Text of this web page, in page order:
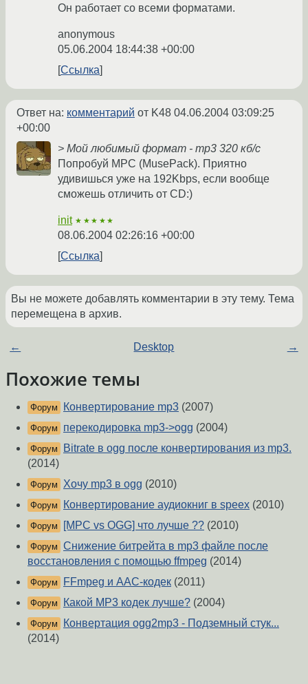
Он работает со всеми форматами.
anonymous
05.06.2004 18:44:38 +00:00
Ссылка
Ответ на: комментарий от K48 04.06.2004 03:09:25
+00:00
> Мой любимый формат - mp3 320 кб/с
Попробуй MPC (MusePack). Приятно
удивишься уже на 192Kbps, если вообще
сможешь отличить от CD:)
init ★★★★★
08.06.2004 02:26:16 +00:00
Ссылка
Вы не можете добавлять комментарии в эту тему. Тема
перемещена в архив.
← Desktop →
Похожие темы
Форум Конвертирование mp3 (2007)
Форум перекодировкa mp3->ogg (2004)
Форум
Bitrate в ogg после конвертирования из mp3.
(2014)
Форум Хочу mp3 в ogg (2010)
Форум Конвертирование аудиокниг в speex (2010)
Форум [MPC vs OGG] что лучше ?? (2010)
Форум Снижение битрейта в mp3 файле после
восстановления с помощью ffmpeg (2014)
Форум FFmpeg и AAC-кодек (2011)
Форум Какой MP3 кодек лучше? (2004)
Форум
Конвертация ogg2mp3 - Подземный стук...
(2014)